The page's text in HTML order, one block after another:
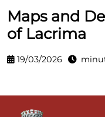
Maps and
of Lacrima
19/03/2026